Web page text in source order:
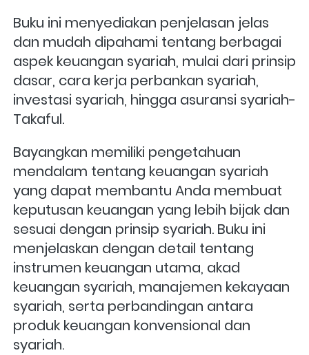
Buku ini menyediakan penjelasan jelas
dan mudah dipahami tentang berbagai
aspek keuangan syariah, mulai dari prinsip
dasar, cara kerja perbankan syariah,
investasi syariah, hingga asuransi syariah-
Takaful.
Bayangkan memiliki pengetahuan
mendalam tentang keuangan syariah
yang dapat membantu Anda membuat
keputusan keuangan yang lebih bijak dan
sesuai dengan prinsip syariah. Buku ini
menjelaskan dengan detail tentang
instrumen keuangan utama, akad
keuangan syariah, manajemen kekayaan
syariah, serta perbandingan antara
produk keuangan konvensional dan
syariah.